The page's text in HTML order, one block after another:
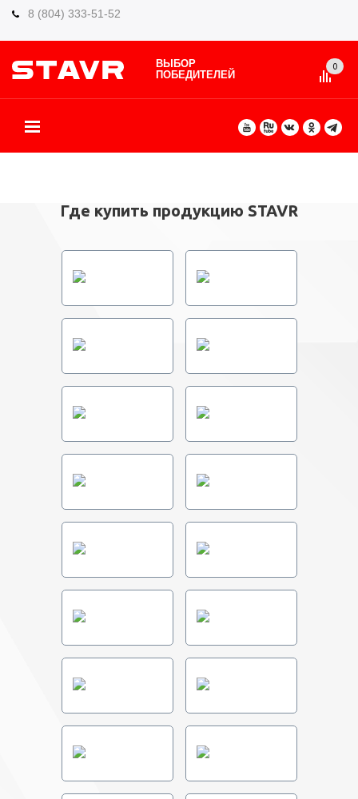
8 (804) 333-51-52
ВЫБОР
ПОБЕДИТЕЛЕЙ
0
О БРЕНДЕ ВИДЫ РАБОТ
КОНТАКТЫ ЕЩЕ
Где купить продукцию STAVR